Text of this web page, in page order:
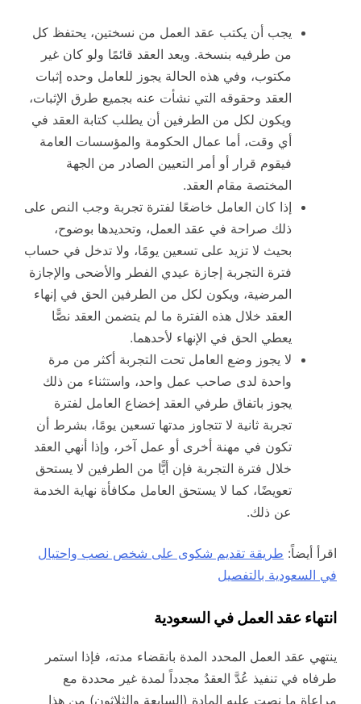
يجب أن يكتب عقد العمل من نسختين، يحتفظ كل
من طرفيه بنسخة. ويعد العقد قائمًا ولو كان غير
مكتوب، وفي هذه الحالة يجوز للعامل وحده إثبات
العقد وحقوقه التي نشأت عنه بجميع طرق الإثبات،
ويكون لكل من الطرفين أن يطلب كتابة العقد في
أي وقت، أما عمال الحكومة والمؤسسات العامة
فيقوم قرار أو أمر التعيين الصادر من الجهة
المختصة مقام العقد.
إذا كان العامل خاضعًا لفترة تجربة وجب النص على
ذلك صراحة في عقد العمل، وتحديدها بوضوح،
بحيث لا تزيد على تسعين يومًا، ولا تدخل في حساب
فترة التجربة إجازة عيدي الفطر والأضحى والإجازة
المرضية، ويكون لكل من الطرفين الحق في إنهاء
العقد خلال هذه الفترة ما لم يتضمن العقد نصًّا
يعطي الحق في الإنهاء لأحدهما.
لا يجوز وضع العامل تحت التجربة أكثر من مرة
واحدة لدى صاحب عمل واحد، واستثناء من ذلك
يجوز باتفاق طرفي العقد إخضاع العامل لفترة
تجربة ثانية لا تتجاوز مدتها تسعين يومًا، بشرط أن
تكون في مهنة أخرى أو عمل آخر، وإذا أنهي العقد
خلال فترة التجربة فإن أيًّا من الطرفين لا يستحق
تعويضًا، كما لا يستحق العامل مكافأة نهاية الخدمة
عن ذلك.
اقرأ أيضاً: طريقة تقديم شكوى على شخص نصب واحتيال
في السعودية بالتفصيل
انتهاء عقد العمل في السعودية
ينتهي عقد العمل المحدد المدة بانقضاء مدته، فإذا استمر
طرفاه في تنفيذ عُدَّ العقدُ مجدداً لمدة غير محددة مع
مراعاة ما نصت عليه المادة (السابعة والثلاثون) من هذا